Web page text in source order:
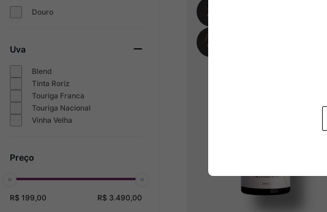
Douro
Uva
Blend
Tinta Roriz
Touriga Franca
Touriga Nacional
Vinha Velha
R$ 199,00 R$ 3.490,00